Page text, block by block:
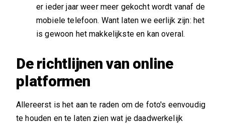
er ieder jaar weer meer gekocht wordt vanaf de
mobiele telefoon. Want laten we eerlijk zijn: het
is gewoon het makkelijkste en kan overal.
De richtlijnen van online
platformen
Allereerst is het aan te raden om de foto's eenvoudig
te houden en te laten zien wat je daadwerkelijk